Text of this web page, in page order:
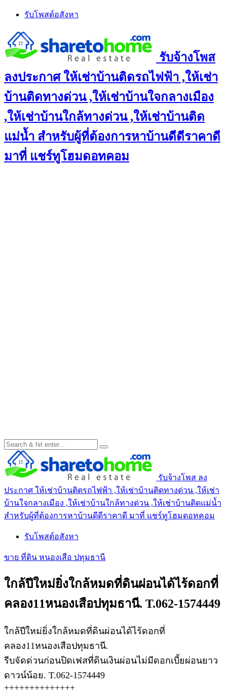
Skip
content
รับโพสต์อสังหา
รับจ้างโพส
ลงประกาศ ให้เช่าบ้านติดรถไฟฟ้า ,ให้เช่า
บ้านติดทางด่วน ,ให้เช่าบ้านใจกลางเมือง
,ให้เช่าบ้านใกล้ทางด่วน ,ให้เช่าบ้านติด
แม่น้ำ สำหรับผู้ที่ต้องการหาบ้านดีดีราคาดี
มาที่ แชร์ทูโฮมดอทคอม
รับจ้างโพส ลง
ประกาศ ให้เช่าบ้านติดรถไฟฟ้า ,ให้เช่าบ้านติดทางด่วน ,ให้เช่า
บ้านใจกลางเมือง ,ให้เช่าบ้านใกล้ทางด่วน ,ให้เช่าบ้านติดแม่น้ำ
สำหรับผู้ที่ต้องการหาบ้านดีดีราคาดี มาที่ แชร์ทูโฮมดอทคอม
รับโพสต์อสังหา
ขาย ที่ดิน หนองเสือ ปทุมธานี
ใกล้ปีใหม่ยิ่งใกล้หมดที่ดินผ่อนได้ไร้ดอกที่
คลอง11หนองเสือปทุมธานี. T.062-1574449
ใกล้ปีใหม่ยิ่งใกล้หมดที่ดินผ่อนได้ไร้ดอกที่
คลอง11หนองเสือปทุมธานี.
รีบจัดด่วนก่อนปิดเฟสที่ดินเงินผ่อนไม่มีดอกเบี้ยผ่อนยาว
ดาวน์น้อย. T.062-1574449
++++++++++++++